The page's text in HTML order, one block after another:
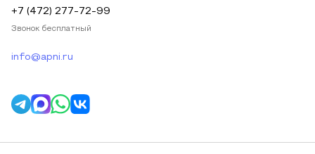
+7 (472) 277-72-99
Звонок бесплатный
info@apni.ru